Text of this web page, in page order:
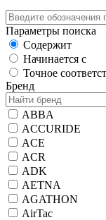
Параметры поиска
Содержит
Начинается с
Точное
Бренд
ABBA
ACCURIDE
ACE
ACR
ADK
AETNA
AGATHON
AirTac